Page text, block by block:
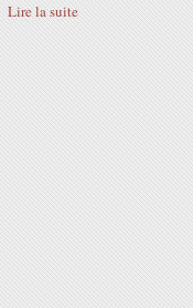
Lire la suite